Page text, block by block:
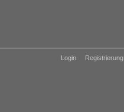
Login Registrierung